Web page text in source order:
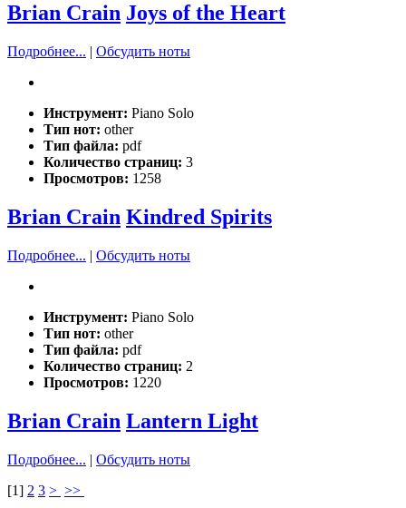
Brian Crain Joys of the Heart
Подробнее... | Обсудить ноты
Инструмент: Piano Solo
Тип нот: other
Тип файла: pdf
Количество страниц: 3
Просмотров: 1258
Brian Crain Kindred Spirits
Подробнее... | Обсудить ноты
Инструмент: Piano Solo
Тип нот: other
Тип файла: pdf
Количество страниц: 2
Просмотров: 1220
Brian Crain Lantern Light
Подробнее... | Обсудить ноты
[1] 2 3 > >>